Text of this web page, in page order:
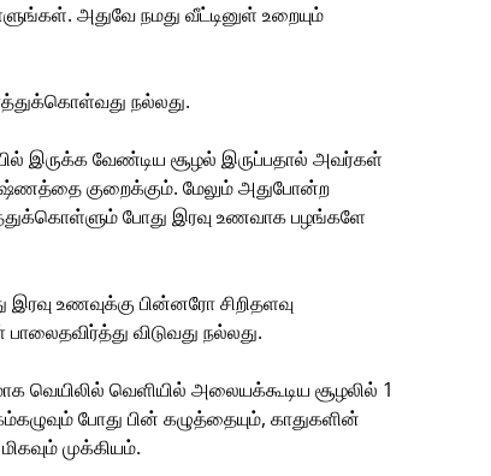
அதுவே நமது வீட்டினுள் உறையும்
நல்லது.
இருக்க வேண்டிய சூழல் இருப்பதால் அவர்கள்
குறைக்கும். மேலும் அதுபோன்ற
போது இரவு உணவாக பழங்களே
உணவுக்கு பின்னரோ சிறிதளவு
விடுவது நல்லது.
வெயிலில் வெளியில் அலையக்கூடிய சூழலில் 1
போது பின் கழுத்தையும், காதுகளின்
முக்கியம்.